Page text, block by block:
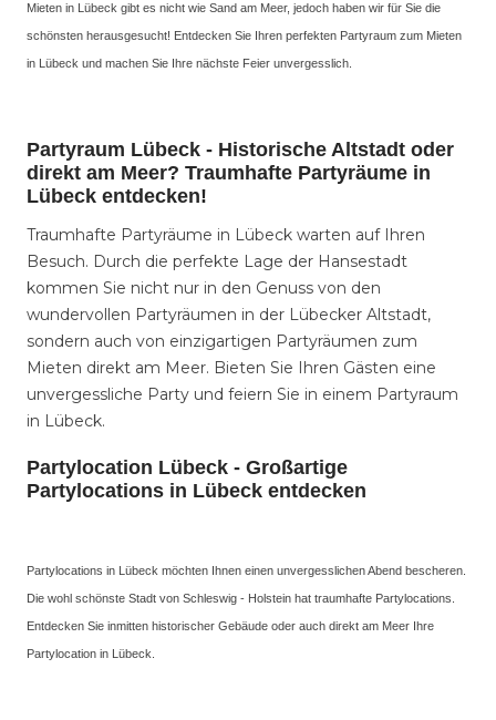
Mieten in Lübeck gibt es nicht wie Sand am Meer, jedoch haben wir für Sie die
schönsten herausgesucht! Entdecken Sie Ihren perfekten Partyraum zum Mieten
in Lübeck und machen Sie Ihre nächste Feier unvergesslich.
Partyraum Lübeck - Historische Altstadt oder
direkt am Meer? Traumhafte Partyräume in
Lübeck entdecken!
Traumhafte Partyräume in Lübeck warten auf Ihren
Besuch. Durch die perfekte Lage der Hansestadt
kommen Sie nicht nur in den Genuss von den
wundervollen Partyräumen in der Lübecker Altstadt,
sondern auch von einzigartigen Partyräumen zum
Mieten direkt am Meer. Bieten Sie Ihren Gästen eine
unvergessliche Party und feiern Sie in einem Partyraum
in Lübeck.
Partylocation Lübeck - Großartige
Partylocations in Lübeck entdecken
Partylocations in Lübeck möchten Ihnen einen unvergesslichen Abend bescheren.
Die wohl schönste Stadt von Schleswig - Holstein hat traumhafte Partylocations.
Entdecken Sie inmitten historischer Gebäude oder auch direkt am Meer Ihre
Partylocation in Lübeck.